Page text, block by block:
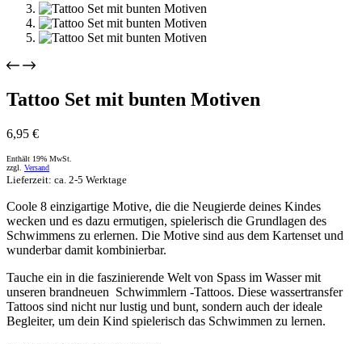
Tattoo Set mit bunten Motiven
6,95 €
Enthält 19% MwSt.
zzgl. Versand
Lieferzeit: ca. 2-5 Werktage
Coole 8 einzigartige Motive, die die Neugierde deines Kindes
wecken und es dazu ermutigen, spielerisch die Grundlagen des
Schwimmens zu erlernen. Die Motive sind aus dem Kartenset und
wunderbar damit kombinierbar.
Tauche ein in die faszinierende Welt von Spass im Wasser mit
unseren brandneuen Schwimmlern -Tattoos. Diese wassertransfer
Tattoos sind nicht nur lustig und bunt, sondern auch der ideale
Begleiter, um dein Kind spielerisch das Schwimmen zu lernen.